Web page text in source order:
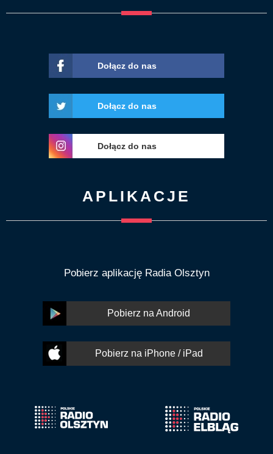
Dołącz do nas
Dołącz do nas
Dołącz do nas
APLIKACJE
Pobierz aplikację Radia Olsztyn
Pobierz na Android
Pobierz na iPhone / iPad